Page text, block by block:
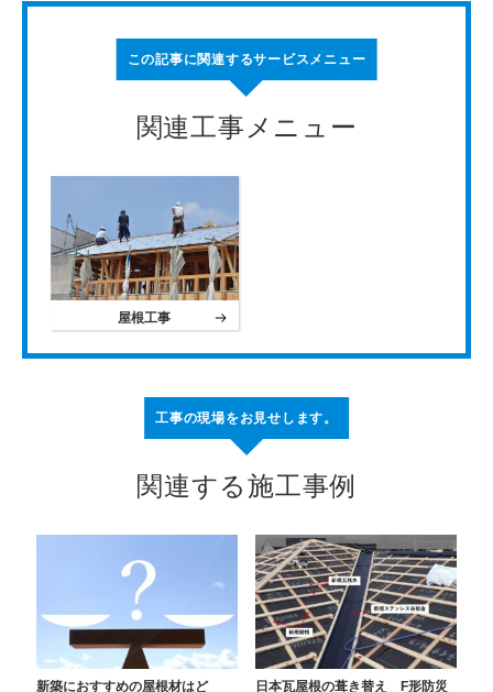
この記事に関連するサービスメニュー
関連工事メニュー
屋根工事
工事の現場をお見せします。
関連する施工事例
新築におすすめの屋根材はど
日本瓦屋根の葺き替え F形防災